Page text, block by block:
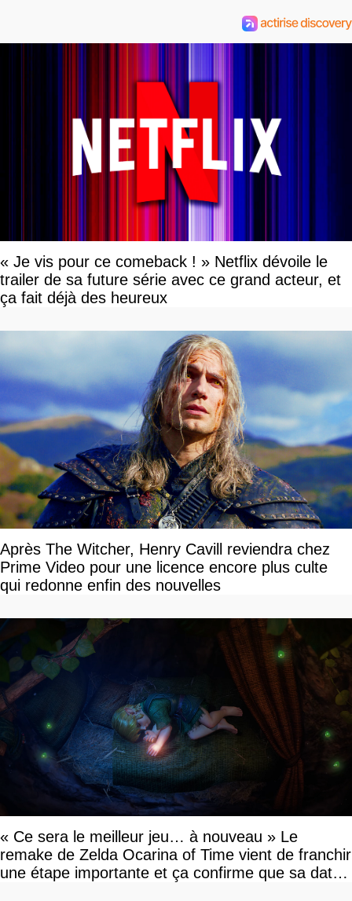
« Je vis pour ce comeback ! » Netflix dévoile le
trailer de sa future série avec ce grand acteur, et
ça fait déjà des heureux
Après The Witcher, Henry Cavill reviendra chez
Prime Video pour une licence encore plus culte
qui redonne enfin des nouvelles
« Ce sera le meilleur jeu… à nouveau » Le
remake de Zelda Ocarina of Time vient de franchir
une étape importante et ça confirme que sa date